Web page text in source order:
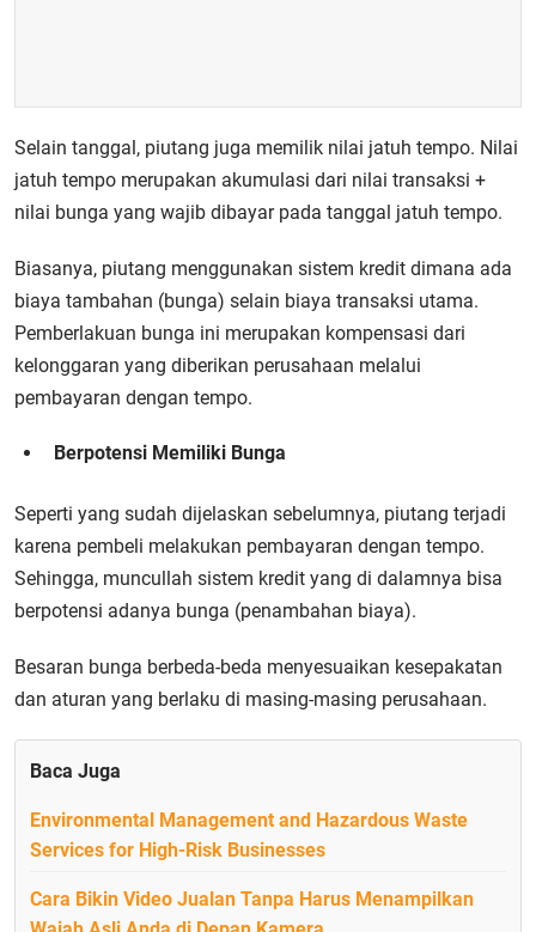
Selain tanggal, piutang juga memilik nilai jatuh tempo. Nilai
jatuh tempo merupakan akumulasi dari nilai transaksi +
nilai bunga yang wajib dibayar pada tanggal jatuh tempo.
Biasanya, piutang menggunakan sistem kredit dimana ada
biaya tambahan (bunga) selain biaya transaksi utama.
Pemberlakuan bunga ini merupakan kompensasi dari
kelonggaran yang diberikan perusahaan melalui
pembayaran dengan tempo.
Berpotensi Memiliki Bunga
Seperti yang sudah dijelaskan sebelumnya, piutang terjadi
karena pembeli melakukan pembayaran dengan tempo.
Sehingga, muncullah sistem kredit yang di dalamnya bisa
berpotensi adanya bunga (penambahan biaya).
Besaran bunga berbeda-beda menyesuaikan kesepakatan
dan aturan yang berlaku di masing-masing perusahaan.
Baca Juga
Environmental Management and Hazardous Waste
Services for High-Risk Businesses
Cara Bikin Video Jualan Tanpa Harus Menampilkan